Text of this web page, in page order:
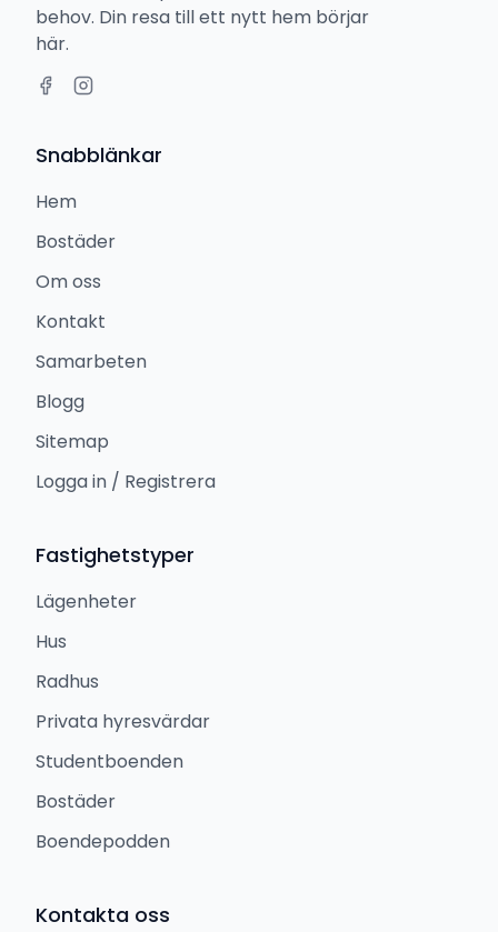
behov. Din resa till ett nytt hem börjar
här.
Snabblänkar
Hem
Bostäder
Om oss
Kontakt
Samarbeten
Blogg
Sitemap
Logga in / Registrera
Fastighetstyper
Lägenheter
Hus
Radhus
Privata hyresvärdar
Studentboenden
Bostäder
Boendepodden
Kontakta oss